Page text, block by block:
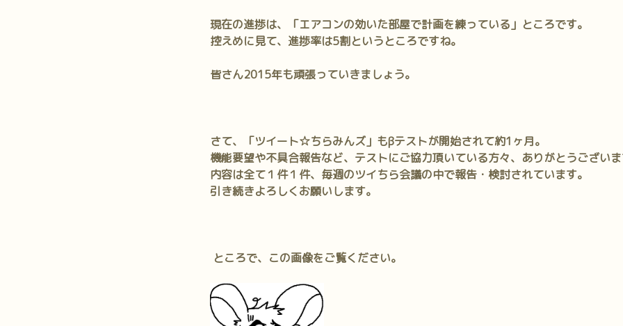
現在の進捗は、「エアコンの効いた部屋で計画を練っている」ところです。
控えめに見て、進捗率は5割というところですね。
皆さん2015年も頑張っていきましょう。
さて、「ツイート☆ちらみんズ」もβテストが開始されて約1ヶ月。
機能要望や不具合報告など、テストにご協力頂いている方々、ありがとうござい
内容は全て１件１件、毎週のツイちら会議の中で報告・検討されています。
引き続きよろしくお願いします。
ところで、この画像をご覧ください。